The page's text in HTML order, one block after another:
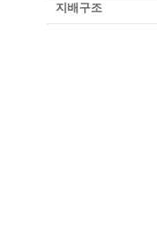
지배구조